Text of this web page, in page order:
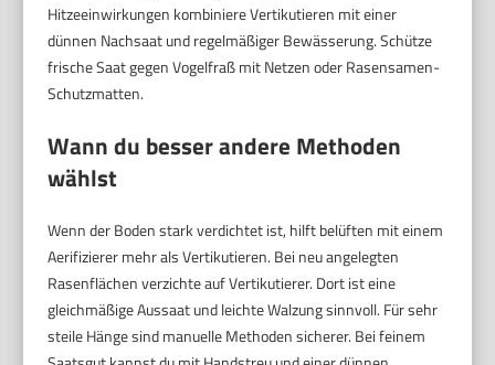
Hitzeeinwirkungen kombiniere Vertikutieren mit einer
dünnen Nachsaat und regelmäßiger Bewässerung. Schütze
frische Saat gegen Vogelfraß mit Netzen oder Rasensamen-
Schutzmatten.
Wann du besser andere Methoden
wählst
Wenn der Boden stark verdichtet ist, hilft belüften mit einem
Aerifizierer mehr als Vertikutieren. Bei neu angelegten
Rasenflächen verzichte auf Vertikutierer. Dort ist eine
gleichmäßige Aussaat und leichte Walzung sinnvoll. Für sehr
steile Hänge sind manuelle Methoden sicherer. Bei feinem